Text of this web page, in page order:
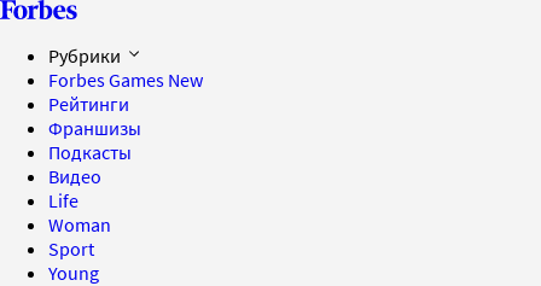
Рубрики
Forbes Games New
Рейтинги
Франшизы
Подкасты
Видео
Life
Woman
Sport
Young